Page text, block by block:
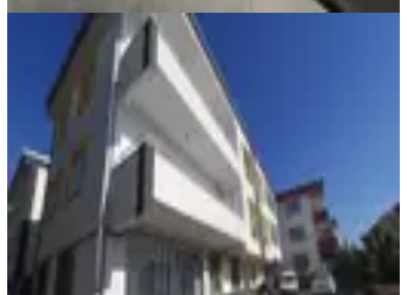
Yeni Rota'dan Sıfır Yapı-yatay
Mimari-az Katlı-satılık 3+1 Daire
Onikişubat, Piri Reis Mahallesi
145 m² ·Düz Giriş (Zemin)
3.750.000 ₺
YENİ ROTA İNŞAAT EMLAKMikail Barışık
Ara